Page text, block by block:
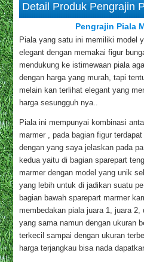
Detail Produk Pengrajin
Pengrajin Piala
Piala yang satu ini memiliki model
elegant dengan memakai figur
mendukung ke istimewaan piala
dengan harga yang murah, tapi
melain kan terlihat elegant yang
harga sesungguh nya..
Piala ini mempunyai kombinasi
marmer , pada bagian figur
dengan yang saya jelaskan pada
kedua yaitu di bagian sparepart
marmer dengan model yang unik
yang lebih untuk di jadikan suatu
bagian bawah sparepart marmer
membedakan piala juara 1, juara 2,
yang sama namun dengan ukuran
terkecil sampai dengan ukuran
harga terjangkau bisa nada